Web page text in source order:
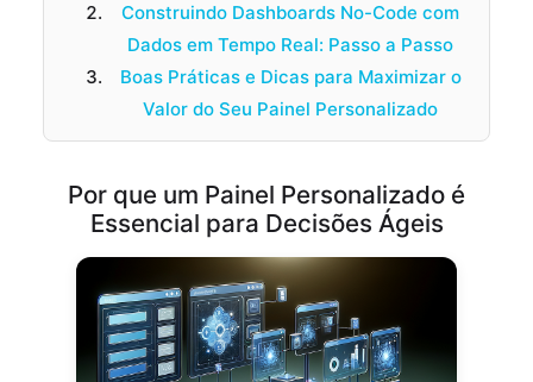
Construindo Dashboards No-Code com
Dados em Tempo Real: Passo a Passo
Boas Práticas e Dicas para Maximizar o
Valor do Seu Painel Personalizado
Por que um Painel Personalizado é
Essencial para Decisões Ágeis